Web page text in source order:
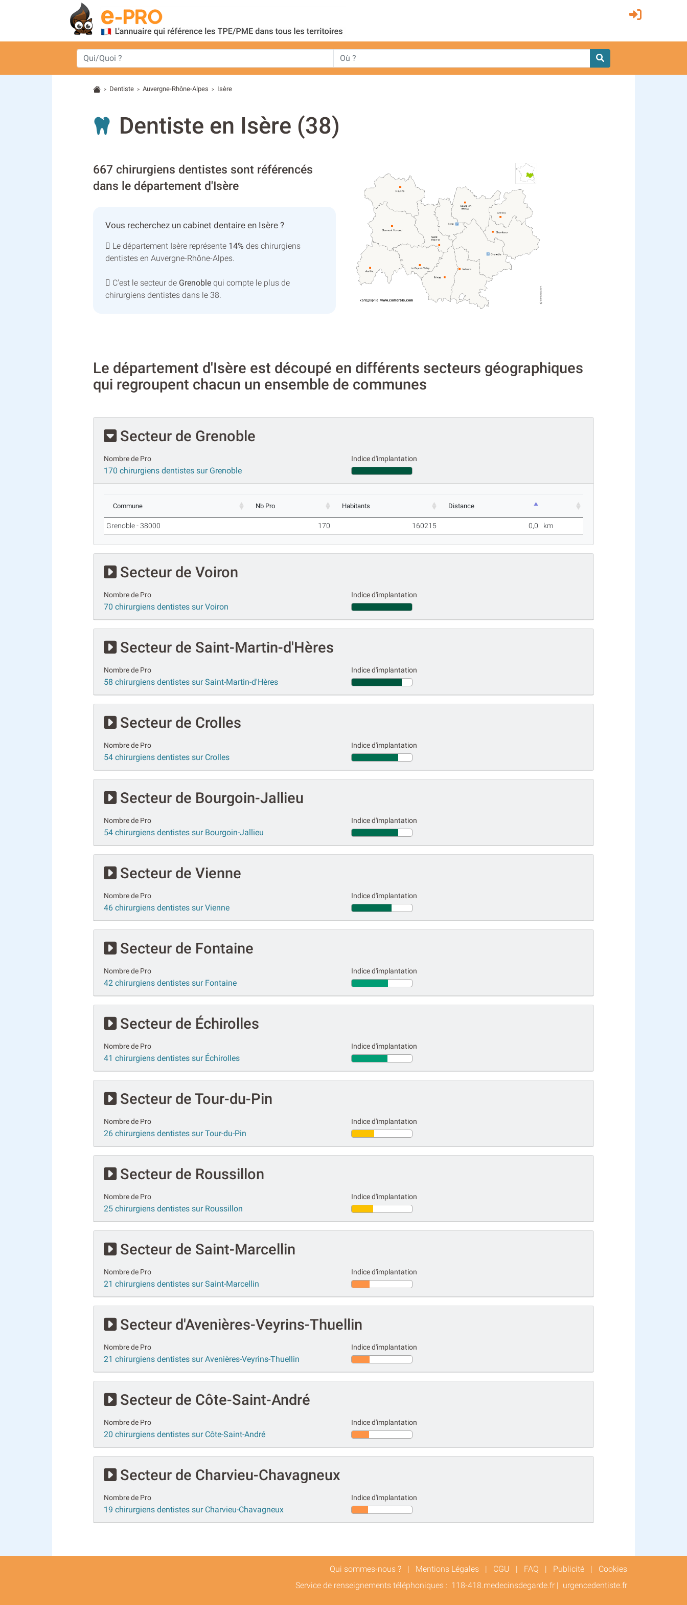
> Dentiste > Auvergne-Rhône-Alpes > Isère
Dentiste en Isère (38)
667 chirurgiens dentistes sont référencés
dans le département d'Isère
Vous recherchez un cabinet dentaire en Isère ?
Le département Isère représente 14% des chirurgiens
dentistes en Auvergne-Rhône-Alpes.
C'est le secteur de Grenoble qui compte le plus de
chirurgiens dentistes dans le 38.
Le département d'Isère est découpé en différents secteurs géographiques
qui regroupent chacun un ensemble de communes
Secteur de Grenoble
Nombre de Pro
170 chirurgiens dentistes sur Grenoble
Indice d'implantation
Commune Nb Pro Habitants Distance
Grenoble - 38000 170 160215 0,0 km
Secteur de Voiron
Nombre de Pro
70 chirurgiens dentistes sur Voiron
Indice d'implantation
Secteur de Saint-Martin-d'Hères
Nombre de Pro
58 chirurgiens dentistes sur Saint-Martin-d'Hères
Indice d'implantation
Secteur de Crolles
Nombre de Pro
54 chirurgiens dentistes sur Crolles
Indice d'implantation
Secteur de Bourgoin-Jallieu
Nombre de Pro
54 chirurgiens dentistes sur Bourgoin-Jallieu
Indice d'implantation
Secteur de Vienne
Nombre de Pro
46 chirurgiens dentistes sur Vienne
Indice d'implantation
Secteur de Fontaine
Nombre de Pro
42 chirurgiens dentistes sur Fontaine
Indice d'implantation
Secteur de Échirolles
Nombre de Pro
41 chirurgiens dentistes sur Échirolles
Indice d'implantation
Secteur de Tour-du-Pin
Nombre de Pro
26 chirurgiens dentistes sur Tour-du-Pin
Indice d'implantation
Secteur de Roussillon
Nombre de Pro
25 chirurgiens dentistes sur Roussillon
Indice d'implantation
Secteur de Saint-Marcellin
Nombre de Pro
21 chirurgiens dentistes sur Saint-Marcellin
Indice d'implantation
Secteur d'Avenières-Veyrins-Thuellin
Nombre de Pro
21 chirurgiens dentistes sur Avenières-Veyrins-Thuellin
Indice d'implantation
Secteur de Côte-Saint-André
Nombre de Pro
20 chirurgiens dentistes sur Côte-Saint-André
Indice d'implantation
Secteur de Charvieu-Chavagneux
Nombre de Pro
19 chirurgiens dentistes sur Charvieu-Chavagneux
Indice d'implantation
Qui sommes-nous ? | Mentions Légales | CGU | FAQ | Publicité | Cookies
Service de renseignements téléphoniques : 118-418.medecinsdegarde.fr | urgencedentiste.fr